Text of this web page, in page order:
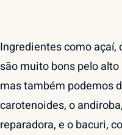
Ingredientes como açaí,
são muito bons pelo
mas também podemos
carotenoides, o
reparadora, e o bacuri,